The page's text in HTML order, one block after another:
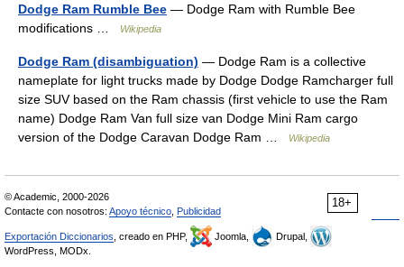
Dodge Ram Rumble Bee — Dodge Ram with Rumble Bee
modifications …
Wikipedia
Dodge Ram (disambiguation) — Dodge Ram is a collective
nameplate for light trucks made by Dodge Dodge Ramcharger full
size SUV based on the Ram chassis (first vehicle to use the Ram
name) Dodge Ram Van full size van Dodge Mini Ram cargo
version of the Dodge Caravan Dodge Ram …
Wikipedia
18+
© Academic, 2000-2026
Contacte con nosotros: Apoyo técnico Publicidad
Exportación Diccionarios , creado en PHP, Joomla,
Drupal,
WordPress, MODx.